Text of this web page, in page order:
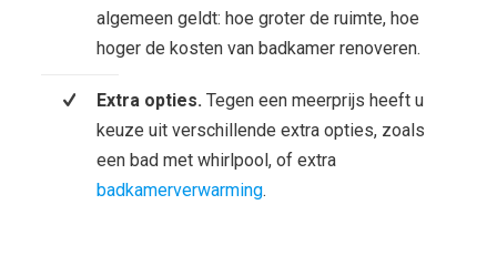
algemeen geldt: hoe groter de ruimte, hoe
hoger de kosten van badkamer renoveren.
Extra opties. Tegen een meerprijs heeft u
keuze uit verschillende extra opties, zoals
een bad met whirlpool, of extra
badkamerverwarming.